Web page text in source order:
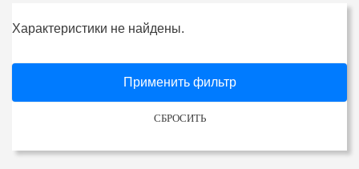
Характеристики не найдены.
Применить фильтр
СБРОСИТЬ